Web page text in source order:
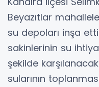
Beyazıtlar
su depoları inşa
sakinlerinin su
şekilde
sularının